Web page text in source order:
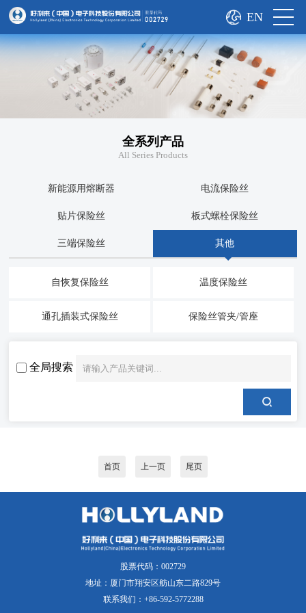
EN
全系列产品
All Series Products
新能源用熔断器 电流保险丝
贴片保险丝 板式螺栓保险丝
三端保险丝 其他
自恢复保险丝 温度保险丝
通孔插装式保险丝 保险丝管夹/管座
全局搜索
首页 上一页 尾页
股票代码：002729
地址：厦门市翔安区舫山东二路829号
联系我们：+86-592-5772288